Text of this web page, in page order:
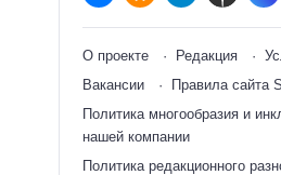
О проекте Редакция
Вакансии
Правила сайта
Политика многообразия и
нашей компании
Политика редакционного